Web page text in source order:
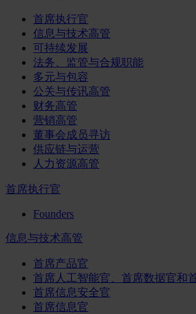
首席执行官
信息与技术高管
可持续发展
法务、监管与合规职能
多元与包容
公关与传讯高管
财务高管
营销高管
董事会成员寻访
供应链与运营
人力资源高管
首席执行官
Founders
信息与技术高管
首席产品官
首席人工智能官、首席数据官和
首席信息安全官
首席信息官